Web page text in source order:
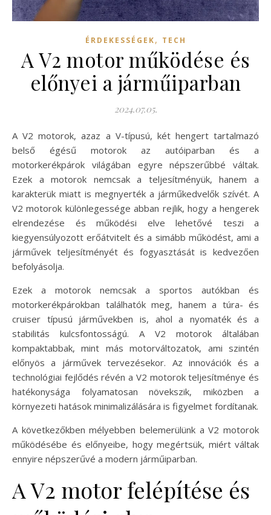
ÉRDEKESSÉGEK, TECH
A V2 motor működése és
előnyei a járműiparban
2024.07.05.
A V2 motorok, azaz a V-típusú, két hengert tartalmazó
belső égésű motorok az autóiparban és a
motorkerékpárok világában egyre népszerűbbé váltak.
Ezek a motorok nemcsak a teljesítményük, hanem a
karakterük miatt is megnyerték a járműkedvelők szívét. A
V2 motorok különlegessége abban rejlik, hogy a hengerek
elrendezése és működési elve lehetővé teszi a
kiegyensúlyozott erőátvitelt és a simább működést, ami a
járművek teljesítményét és fogyasztását is kedvezően
befolyásolja.
Ezek a motorok nemcsak a sportos autókban és
motorkerékpárokban találhatók meg, hanem a túra- és
cruiser típusú járművekben is, ahol a nyomaték és a
stabilitás kulcsfontosságú. A V2 motorok általában
kompaktabbak, mint más motorváltozatok, ami szintén
előnyös a járművek tervezésekor. Az innovációk és a
technológiai fejlődés révén a V2 motorok teljesítménye és
hatékonysága folyamatosan növekszik, miközben a
környezeti hatások minimalizálására is figyelmet fordítanak.
A következőkben mélyebben belemerülünk a V2 motorok
működésébe és előnyeibe, hogy megértsük, miért váltak
ennyire népszerűvé a modern járműiparban.
A V2 motor felépítése és